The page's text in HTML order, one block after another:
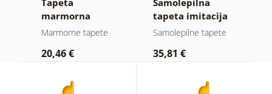
Tapeta
marmorna
eleganca v zlatih
Marmorne tapete
20,46 €
Samolepilna
tapeta imitacija
siv marmor
Samolepilne tapete
35,81 €